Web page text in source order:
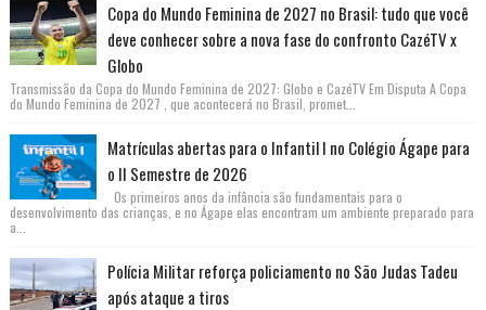
Copa do Mundo Feminina de 2027 no Brasil: tudo que você
deve conhecer sobre a nova fase do confronto CazéTV x
Globo
Transmissão da Copa do Mundo Feminina de 2027: Globo e CazéTV Em Disputa A Copa
do Mundo Feminina de 2027 , que acontecerá no Brasil, promet...
Matrículas abertas para o Infantil I no Colégio Ágape para
o II Semestre de 2026
Os primeiros anos da infância são fundamentais para o
desenvolvimento das crianças, e no Ágape elas encontram um ambiente preparado para
a...
Polícia Militar reforça policiamento no São Judas Tadeu
após ataque a tiros